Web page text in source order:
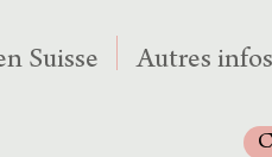
Suisse Autres infos